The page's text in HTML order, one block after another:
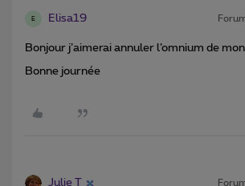
E Elisa19
Bonjour j’aimerai annuler l’omnium de
Bonne journée
Julie T